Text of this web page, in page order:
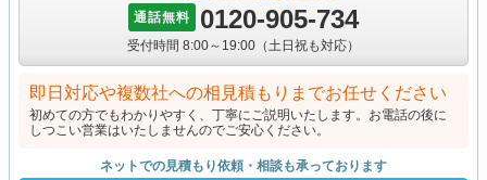
通話無料 0120-905-734
受付時間 8:00～19:00（土日祝も対応）
即日対応や複数社への相見積もりまでお任せください
初めての方でもわかりやすく、丁寧にご説明いたします。お電話の後に
しつこい営業はいたしませんのでご安心ください。
ネットでの見積もり依頼・相談も承っております